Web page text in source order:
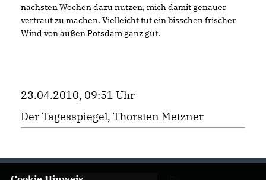
nächsten Wochen dazu nutzen, mich damit genauer
vertraut zu machen. Vielleicht tut ein bisschen frischer
Wind von außen Potsdam ganz gut.
23.04.2010, 09:51 Uhr
Der Tagesspiegel, Thorsten Metzner